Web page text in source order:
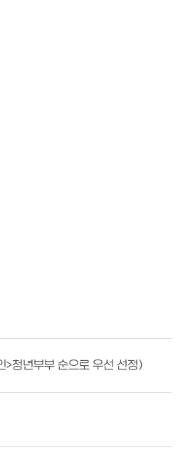
>청년부부 순으로 우선 선정)